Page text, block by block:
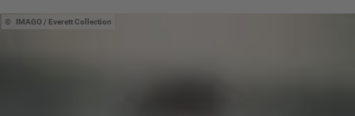
IMAGO / Everett Collection